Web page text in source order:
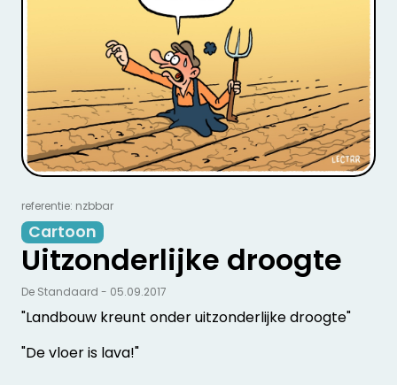
referentie: nzbbar
Cartoon
Uitzonderlijke droogte
"Landbouw kreunt onder uitzonderlijke droogte"
"De vloer is lava!"
De Standaard - 05.09.2017